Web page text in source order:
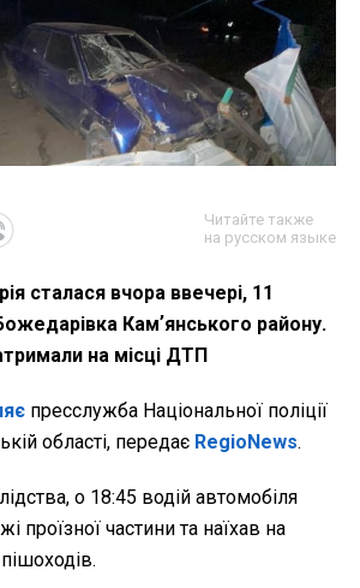
Читайте также
на русском языке
сталася вчора ввечері, 11
Камʼянського району.
на місці ДТП
пресслужба Національної поліції
області, передає RegioNews.
о 18:45 водій автомобіля
проїзної частини та наїхав на